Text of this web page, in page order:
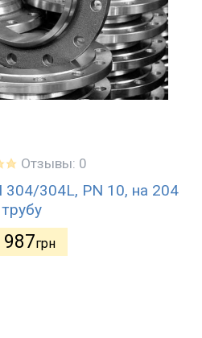
Отзывы: 0
304/304L, PN 10, на 204
трубу
987грн